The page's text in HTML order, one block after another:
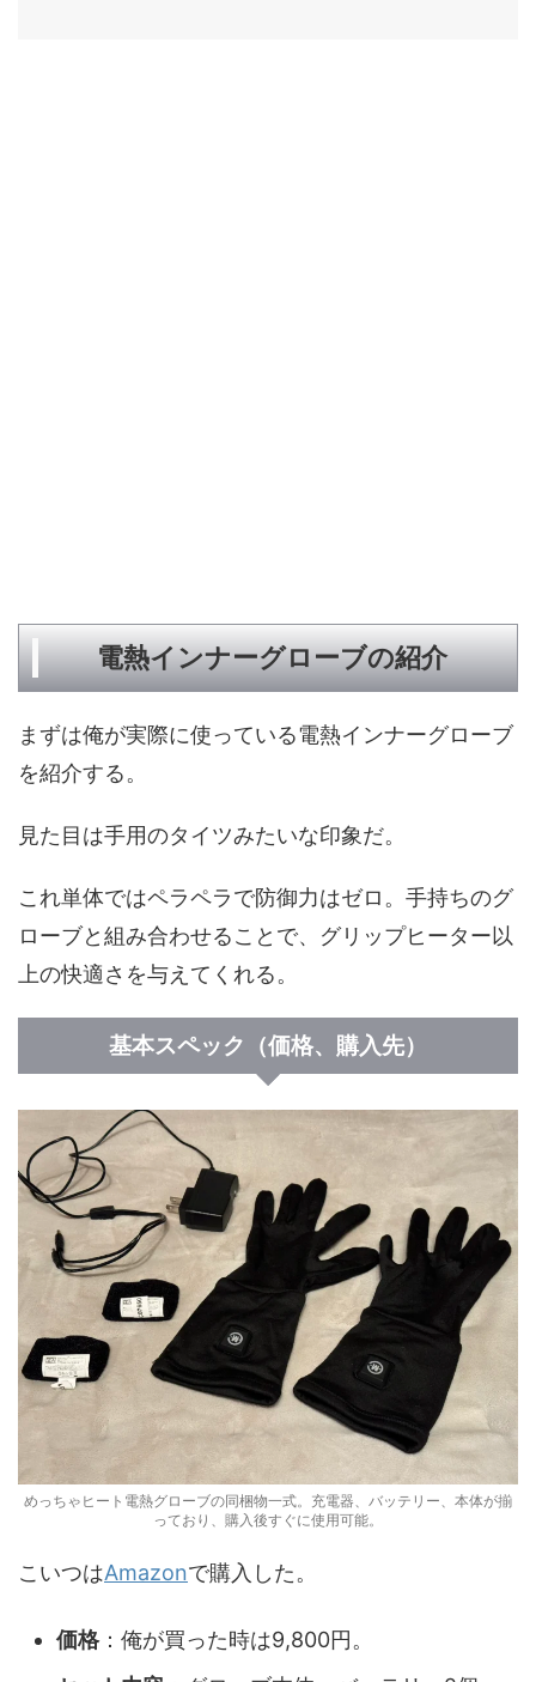
電熱インナーグローブの紹介
まずは俺が実際に使っている電熱インナーグローブ
を紹介する。
見た目は手用のタイツみたいな印象だ。
これ単体ではペラペラで防御力はゼロ。手持ちのグ
ローブと組み合わせることで、グリップヒーター以
上の快適さを与えてくれる。
基本スペック（価格、購入先）
めっちゃヒート電熱グローブの同梱物一式。充電器、バッテリー、本体が揃
っており、購入後すぐに使用可能。
こいつはAmazonで購入した。
価格：俺が買った時は9,800円。